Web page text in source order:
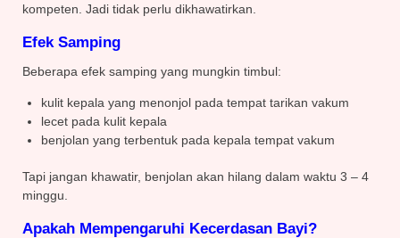
kompeten. Jadi tidak perlu dikhawatirkan.
Efek Samping
Beberapa efek samping yang mungkin timbul:
kulit kepala yang menonjol pada tempat tarikan vakum
lecet pada kulit kepala
benjolan yang terbentuk pada kepala tempat vakum
Tapi jangan khawatir, benjolan akan hilang dalam waktu 3 – 4
minggu.
Apakah Mempengaruhi Kecerdasan Bayi?